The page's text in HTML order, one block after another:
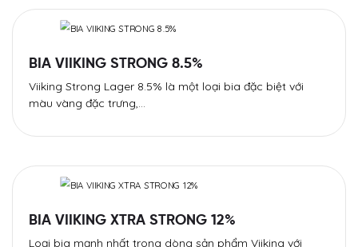
BIA VIIKING STRONG 8.5%
Viiking Strong Lager 8.5% là một loại bia đặc biệt với
màu vàng đặc trưng,…
BIA VIIKING XTRA STRONG 12%
Loại bia mạnh nhất trong dòng sản phẩm Viiking với